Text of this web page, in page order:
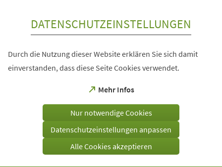
DATENSCHUTZEINSTELLUNGEN
Durch die Nutzung dieser Website erklären Sie sich damit
einverstanden, dass diese Seite Cookies verwendet.
Mehr Infos
(Öffnet
einem
Tab)
Nur notwendige Cookies
Datenschutzeinstellungen anpassen
Alle Cookies akzeptieren